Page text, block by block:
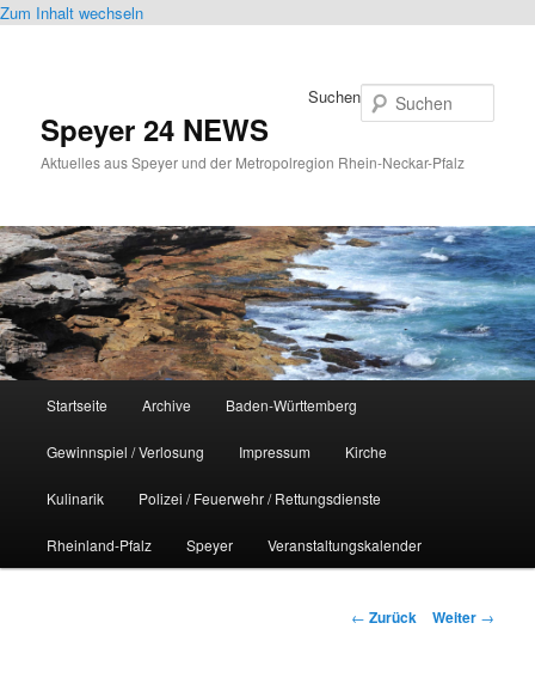
Zum Inhalt wechseln
Speyer 24 NEWS
Aktuelles aus Speyer und der Metropolregion Rhein-Neckar-Pfalz
Suchen
Startseite Archive Baden-Württemberg
Gewinnspiel / Verlosung Impressum Kirche
Kulinarik Polizei / Feuerwehr / Rettungsdienste
Rheinland-Pfalz Speyer Veranstaltungskalender
Beitrags-
← Zurück Weiter →